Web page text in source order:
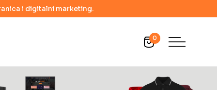
i digitalni marketing.
0